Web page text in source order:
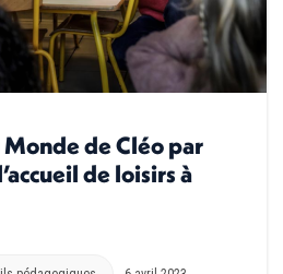
de Cléo par
de loisirs à